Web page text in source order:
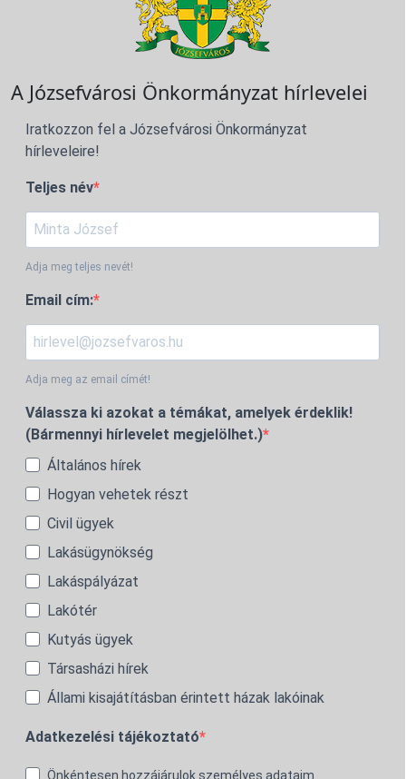
A Józsefvárosi Önkormányzat hírlevelei
Iratkozzon fel a Józsefvárosi Önkormányzat
hírleveleire!
Teljes név
Adja meg teljes nevét!
Email cím:
Adja meg az email címét!
Válassza ki azokat a témákat, amelyek érdeklik!
(Bármennyi hírlevelet megjelölhet.)
Általános hírek
Hogyan vehetek részt
Civil ügyek
Lakásügynökség
Lakáspályázat
Lakótér
Kutyás ügyek
Társasházi hírek
Állami kisajátításban érintett házak lakóinak
Adatkezelési tájékoztató
Önkéntesen hozzájárulok személyes adataim